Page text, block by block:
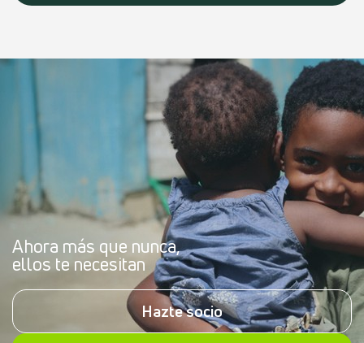
Ahora más que nunca,
ellos te necesitan
Hazte socio